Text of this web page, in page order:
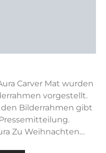
Carver Mat wurden
vorgestellt.
Bilderrahmen gibt
Zu Weihnachten…